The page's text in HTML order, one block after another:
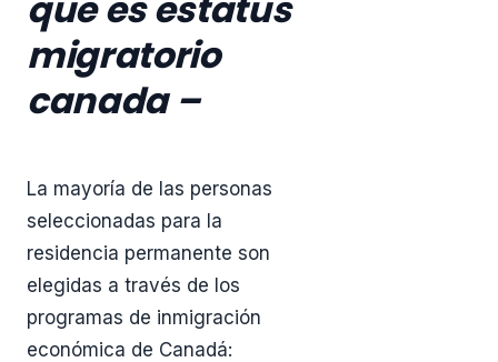
migratorio
canada –
La mayoría de las personas
seleccionadas para la
residencia permanente son
elegidas a través de los
programas de inmigración
económica de Canadá: